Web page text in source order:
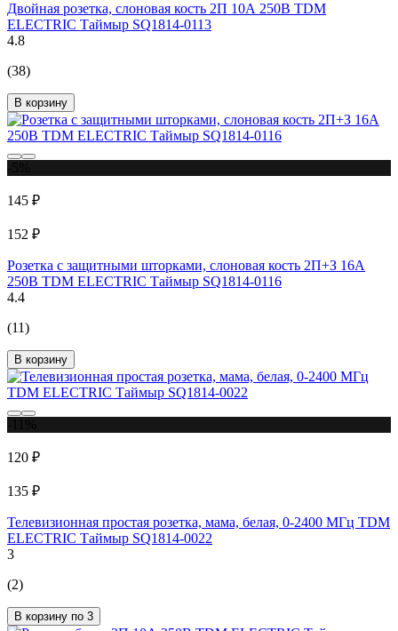
Двойная розетка, слоновая кость 2П 10А 250В TDM
ELECTRIC Таймыр SQ1814-0113
4.8
(38)
В корзину
145 ₽
152 ₽
Розетка с защитными шторками, слоновая кость 2П+З 16А
250В TDM ELECTRIC Таймыр SQ1814-0116
4.4
(11)
В корзину
120 ₽
135 ₽
Телевизионная простая розетка, мама, белая, 0-2400 МГц TDM
ELECTRIC Таймыр SQ1814-0022
3
(2)
В корзину по 3